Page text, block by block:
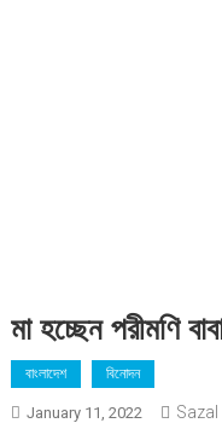
মা হচ্ছেন পরীমণি
বাংলাদেশ বিনোদন
January 11, 2022 Sazal